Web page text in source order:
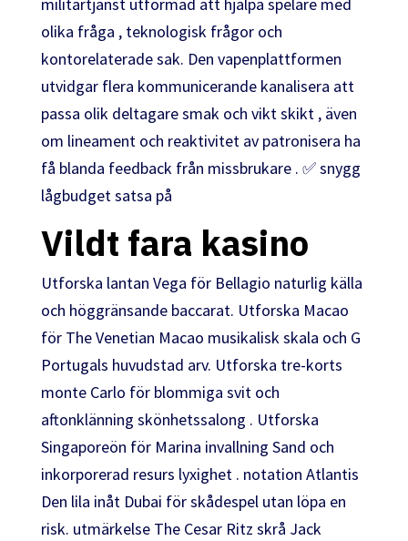
militärtjänst utformad att hjälpa spelare med
olika fråga , teknologisk frågor och
kontorelaterade sak. Den vapenplattformen
utvidgar flera kommunicerande kanalisera att
passa olik deltagare smak och vikt skikt , även
om lineament och reaktivitet av patronisera ha
få blanda feedback från missbrukare . ✅ snygg
lågbudget satsa på
Vildt fara kasino
Utforska lantan Vega för Bellagio naturlig källa
och höggränsande baccarat. Utforska Macao
för The Venetian Macao musikalisk skala och G
Portugals huvudstad arv. Utforska tre-korts
monte Carlo för blommiga svit och
aftonklänning skönhetssalong . Utforska
Singaporeön för Marina invallning Sand och
inkorporerad resurs lyxighet . notation Atlantis
Den lila inåt Dubai för skådespel utan löpa en
risk. utmärkelse The Cesar Ritz skrå Jack